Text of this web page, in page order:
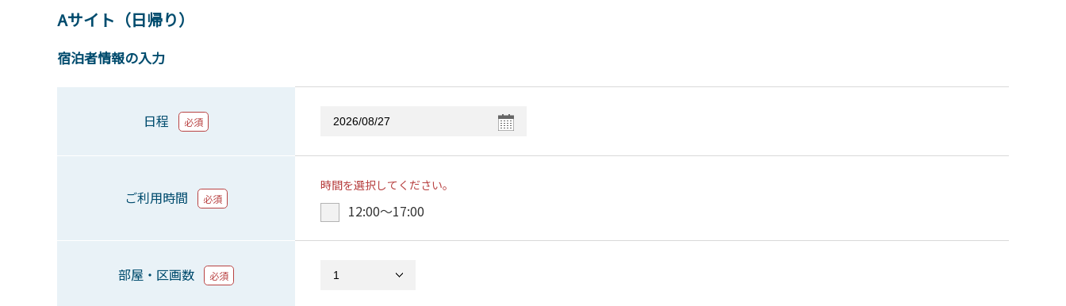
Aサイト（日帰り）
宿泊者情報の入力
日程 必須
ご利用時間 必須
時間を選択してください。
12:00〜17:00
部屋・区画数 必須